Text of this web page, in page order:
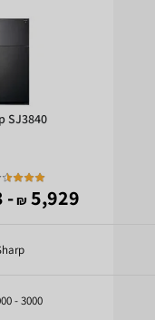
SJ3840
5,929
₪
- 3,983
3000 - 5000 ₪